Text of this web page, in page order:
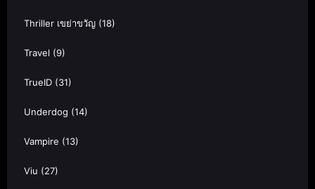
Thriller เขย่าขวัญ (18)
Travel (9)
TrueID (31)
Underdog (14)
Vampire (13)
Viu (27)